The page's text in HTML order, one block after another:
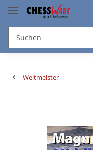
Weltmeister